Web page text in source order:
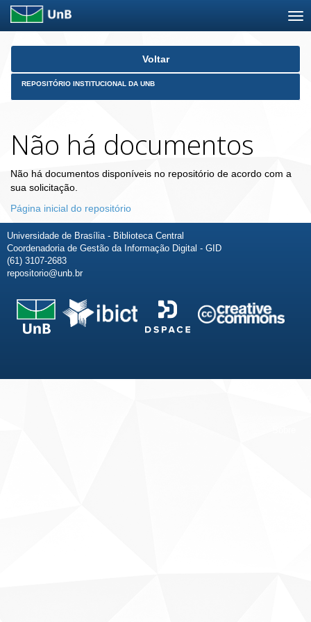
Skip
Voltar
REPOSITÓRIO INSTITUCIONAL DA UNB
Não há documentos
Não há documentos disponíveis no repositório de acordo com a
sua solicitação.
Página inicial do repositório
Universidade de Brasília - Biblioteca Central
Coordenadoria de Gestão da Informação Digital - GID
(61) 3107-2683
repositorio@unb.br